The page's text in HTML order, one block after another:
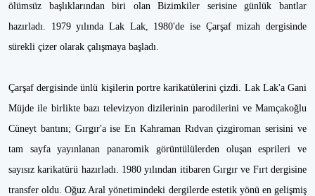
ölümsüz başlıklarından biri olan Bizimkiler serisine günlük bantlar
hazırladı. 1979 yılında Lak Lak, 1980'de ise Çarşaf mizah dergisinde
sürekli çizer olarak çalışmaya başladı.
Çarşaf dergisinde ünlü kişilerin portre karikatülerini çizdi. Lak Lak'a Gani
Müjde ile birlikte bazı televizyon dizilerinin parodilerini ve Mamçakoğlu
Cüneyt bantını; Gırgır'a ise En Kahraman Rıdvan çizgiroman serisini ve
tam sayfa yayınlanan panaromik görüntülülerden oluşan esprileri ve
sayısız karikatürü hazırladı. 1980 yılından itibaren Gırgır ve Fırt dergisine
transfer oldu. Oğuz Aral yönetimindeki dergilerde estetik yönü en gelişmiş